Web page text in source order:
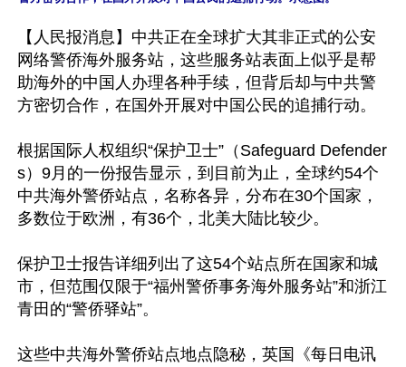
【人民报消息】中共正在全球扩大其非正式的公安
网络警侨海外服务站，这些服务站表面上似乎是帮
助海外的中国人办理各种手续，但背后却与中共警
方密切合作，在国外开展对中国公民的追捕行动。
根据国际人权组织“保护卫士”（Safeguard Defender
s）9月的一份报告显示，到目前为止，全球约54个
中共海外警侨站点，名称各异，分布在30个国家，
多数位于欧洲，有36个，北美大陆比较少。
保护卫士报告详细列出了这54个站点所在国家和城
市，但范围仅限于“福州警侨事务海外服务站”和浙江
青田的“警侨驿站”。
这些中共海外警侨站点地点隐秘，英国《每日电讯